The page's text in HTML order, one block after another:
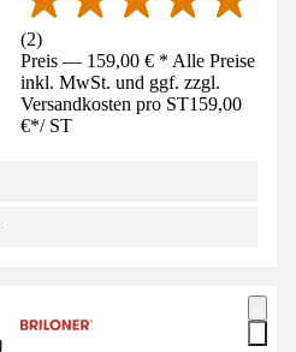
(2)
Preis — 159,00 € * Alle Preise
inkl. MwSt. und ggf. zzgl.
Versandkosten pro ST159,00
€*/ ST